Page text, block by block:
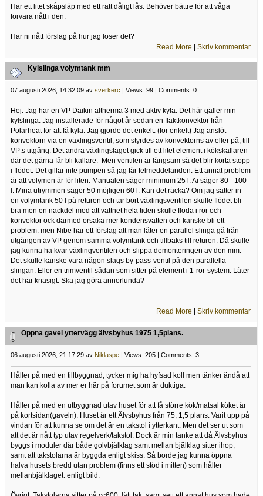
Har ett litet skåpsläp med ett rätt dåligt lås. Behöver bättre för att våga
förvara nått i den.
Har ni nått förslag på hur jag löser det?
Read More |Skriv kommentar
Kylslinga volymtank mm
07 augusti 2026, 14:32:09 av sverkerc | Views: 99 | Comments: 0
Hej. Jag har en VP Daikin altherma 3 med aktiv kyla. Det här gäller min
kylslinga. Jag installerade för något år sedan en fläktkonvektor från
Polarheat för att få kyla. Jag gjorde det enkelt. (för enkelt) Jag anslöt
konvektorn via en växlingsventil, som styrdes av konvektorns av eller på, till
VP:s utgång. Det andra växlingsläget gick till ett litet element i kökskällaren
där det gärna får bli kallare. Men ventilen är långsam så det blir korta stopp
i flödet. Det gillar inte pumpen så jag får felmeddelanden. Ett annat problem
är att volymen är för liten. Manualen säger minimum 25 l. Ai säger 80 - 100
l. Mina utrymmen säger 50 möjligen 60 l. Kan det räcka? Om jag sätter in
en volymtank 50 l på returen och tar bort växlingsventilen skulle flödet bli
bra men en nackdel med att vattnet hela tiden skulle flöda i rör och
konvektor ock därmed orsaka mer kondensvatten och kanske bli ett
problem. men Nibe har ett förslag att man låter en parallel slinga gå från
utgången av VP genom samma volymtank och tillbaks till returen. Då skulle
jag kunna ha kvar växlingventilen och slippa demonteringen av den mm.
Det skulle kanske vara någon slags by-pass-ventil på den parallella
slingan. Eller en trimventil sådan som sitter på element i 1-rör-system. Låter
det här knasigt. Ska jag göra annorlunda?
Read More |Skriv kommentar
Öppna gavel yttervägg älvsbyhus 1975 1,5plans.
06 augusti 2026, 21:17:29 av Niklaspe| Views: 205 | Comments: 3
Håller på med en tillbyggnad, tycker mig ha hyfsad koll men tänker ändå att
man kan kolla av mer er här på forumet som är duktiga.
Håller på med en utbyggnad utav huset för att få större kök/matsal köket är
på kortsidan(gaveln). Huset är ett Älvsbyhus från 75, 1,5 plans. Varit upp på
vindan för att kunna se om det är en takstol i ytterkant. Men det ser ut som
att det är nått typ utav regelverk/takstol. Dock är min tanke att då Älvsbyhus
byggs i moduler där både golvbjälklag samt mellan bjälklag sitter ihop,
samt att takstolarna är byggda enligt skiss. Så borde jag kunna öppna
halva husets bredd utan problem (finns ett stöd i mitten) som håller
mellanbjälklaget. enligt bild.